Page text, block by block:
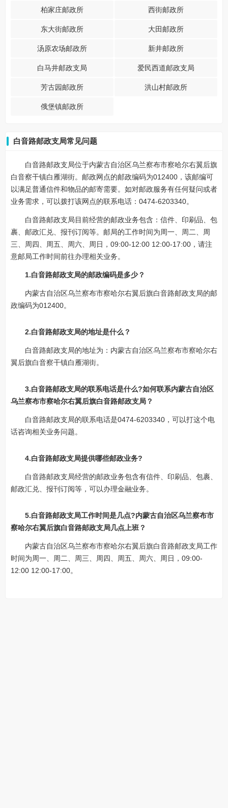
柏家庄邮政所 西街邮政所
东大街邮政所 大田邮政所
汤原农场邮政所 新井邮政所
白马井邮政支局 爱民西道邮政支局
芳古园邮政所 洪山村邮政所
俄堡镇邮政所
白音路邮政支局常见问题
白音路邮政支局位于内蒙古自治区乌兰察布市察哈尔右翼后旗
白音察干镇白雁湖街。邮政网点的邮政编码为012400，该邮编可
以满足普通信件和物品的邮寄需要。如对邮政服务有任何疑问或者
业务需求，可以拨打该网点的联系电话：0474-6203340。
白音路邮政支局目前经营的邮政业务包含：信件、印刷品、包
裹、邮政汇兑、报刊订阅等。邮局的工作时间为周一、周二、周
三、周四、周五、周六、周日，09:00-12:00 12:00-17:00，请注
意邮局工作时间前往办理相关业务。
1.白音路邮政支局的邮政编码是多少？
内蒙古自治区乌兰察布市察哈尔右翼后旗白音路邮政支局的邮
政编码为012400。
2.白音路邮政支局的地址是什么？
白音路邮政支局的地址为：内蒙古自治区乌兰察布市察哈尔右
翼后旗白音察干镇白雁湖街。
3.白音路邮政支局的联系电话是什么?如何联系内蒙古自治区
乌兰察布市察哈尔右翼后旗白音路邮政支局？
白音路邮政支局的联系电话是0474-6203340，可以打这个电
话咨询相关业务问题。
4.白音路邮政支局提供哪些邮政业务?
白音路邮政支局经营的邮政业务包含有信件、印刷品、包裹、
邮政汇兑、报刊订阅等，可以办理金融业务。
5.白音路邮政支局工作时间是几点?内蒙古自治区乌兰察布市
察哈尔右翼后旗白音路邮政支局几点上班？
内蒙古自治区乌兰察布市察哈尔右翼后旗白音路邮政支局工作
时间为周一、周二、周三、周四、周五、周六、周日，09:00-
12:00 12:00-17:00。